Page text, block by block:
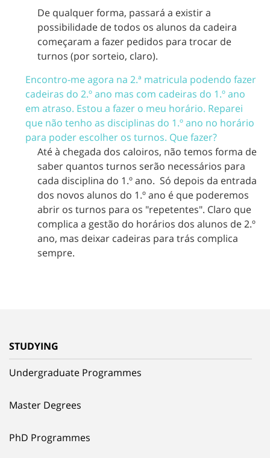
De qualquer forma, passará a existir a
possibilidade de todos os alunos da cadeira
começaram a fazer pedidos para trocar de
turnos (por sorteio, claro).
Encontro-me agora na 2.ª matricula podendo fazer
cadeiras do 2.º ano mas com cadeiras do 1.º ano
em atraso. Estou a fazer o meu horário. Reparei
que não tenho as disciplinas do 1.º ano no horário
para poder escolher os turnos. Que fazer?
Até à chegada dos caloiros, não temos forma de
saber quantos turnos serão necessários para
cada disciplina do 1.º ano. Só depois da entrada
dos novos alunos do 1.º ano é que poderemos
abrir os turnos para os "repetentes". Claro que
complica a gestão do horários dos alunos de 2.º
ano, mas deixar cadeiras para trás complica
sempre.
STUDYING
Undergraduate Programmes
Master Degrees
PhD Programmes